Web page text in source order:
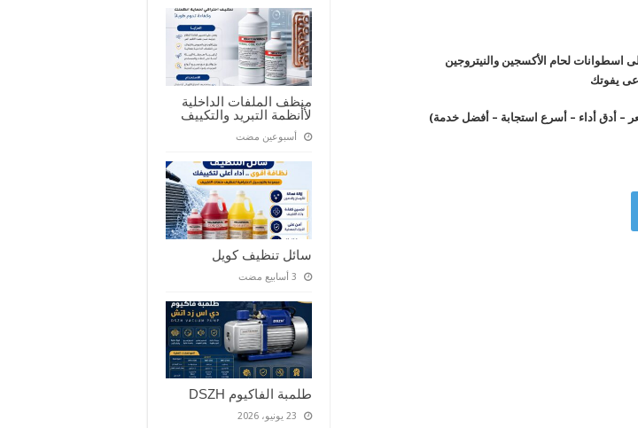
منظف الملفات الداخلية
لأأنظمة التبريد والتكييف
‏أسبوعين مضت
سائل تنظيف كويل
طلمبة الفاكيوم DSZH
23 يونيو، 2026
يفوتك
– أدق أداء – أسرع استجابة – أفضل خدمة)